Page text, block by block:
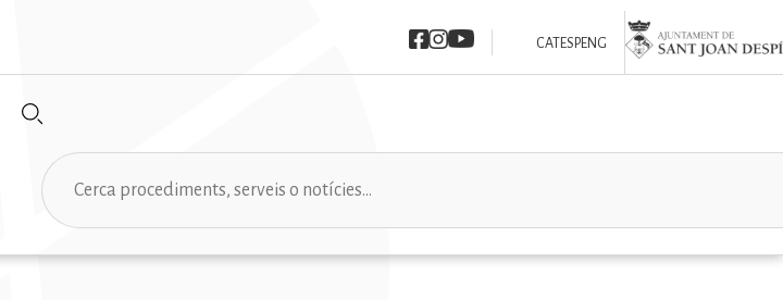
Imatge
Imatge
Imatge CAT ESPENG
Imatge
Cerca